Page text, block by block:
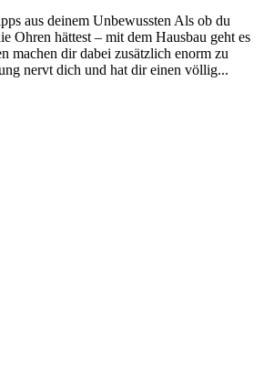
aus deinem Unbewussten Als ob du
Ohren hättest – mit dem Hausbau geht es
machen dir dabei zusätzlich enorm zu
nervt dich und hat dir einen völlig...